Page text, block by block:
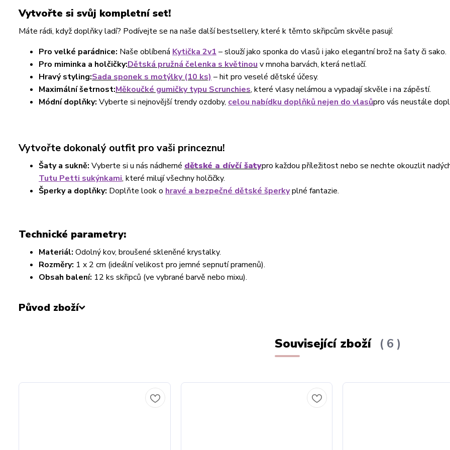
Vytvořte si svůj kompletní set!
Máte rádi, když doplňky ladí? Podívejte se na naše další bestsellery, které k těmto skřipcům skvěle pasují:
Pro velké parádnice: Naše oblíbená Kytička 2v1 – slouží jako sponka do vlasů i jako elegantní brož na šaty či sako.
Pro miminka a holčičky:Dětská pružná čelenka s květinou v mnoha barvách, která netlačí.
Hravý styling:Sada sponek s motýlky (10 ks) – hit pro veselé dětské účesy.
Maximální šetrnost:Měkoučké gumičky typu Scrunchies, které vlasy nelámou a vypadají skvěle i na zápěstí.
Módní doplňky: Vyberte si nejnovější trendy ozdoby, celou nabídku doplňků nejen do vlasůpro vás neustále
Vytvořte dokonalý outfit pro vaši princeznu!
Šaty a sukně: Vyberte si u nás nádherné dětské a dívčí šatypro každou příležitost nebo se nechte okouzlit
Tutu Petti sukýnkami, které milují všechny holčičky.
Šperky a doplňky: Doplňte look o hravé a bezpečné dětské šperkyplné fantazie.
Technické parametry:
Materiál: Odolný kov, broušené skleněné krystalky.
Rozměry: 1 x 2 cm (ideální velikost pro jemné sepnutí pramenů).
Obsah balení: 12 ks skřipců (ve vybrané barvě nebo mixu).
Původ zboží
Související zboží 6